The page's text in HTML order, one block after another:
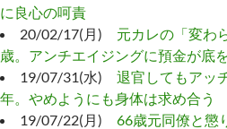
に良心の呵責
20/02/17(月) 元カレの「変わ
歳。アンチエイジングに預金が底
19/07/31(水) 退官してもアッ
年。やめようにも身体は求め合う
19/07/22(月) 66歳元同僚と懲